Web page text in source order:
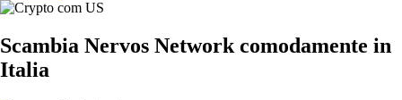
Scambia Nervos Network comodamente in
Italia